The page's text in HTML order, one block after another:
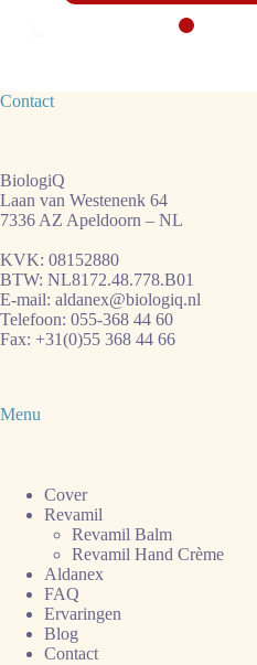
Contact
BiologiQ
Laan van Westenenk 64
7336 AZ Apeldoorn – NL
KVK: 08152880
BTW: NL8172.48.778.B01
E-mail: aldanex@biologiq.nl
Telefoon: 055-368 44 60
Fax: +31(0)55 368 44 66
Menu
Cover
Revamil
Revamil Balm
Revamil Hand Crème
Aldanex
FAQ
Ervaringen
Blog
Contact